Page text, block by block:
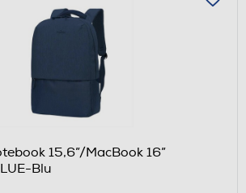
15,6”/MacBook 16”
Blu